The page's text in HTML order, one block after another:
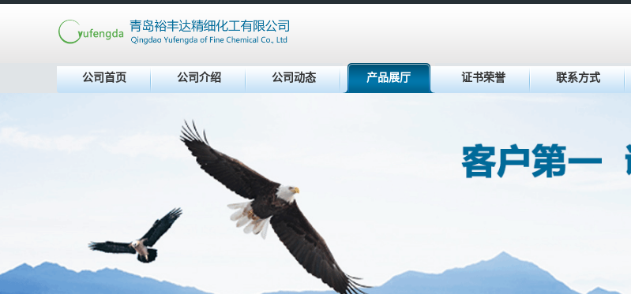
公司首页 公司介绍 公司动态 产品展厅 证书荣誉 联系方式